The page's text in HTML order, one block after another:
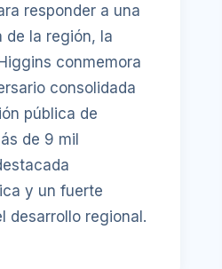
responder a una
de la región, la
conmemora
consolidada
pública de
de 9 mil
y un fuerte
desarrollo regional.